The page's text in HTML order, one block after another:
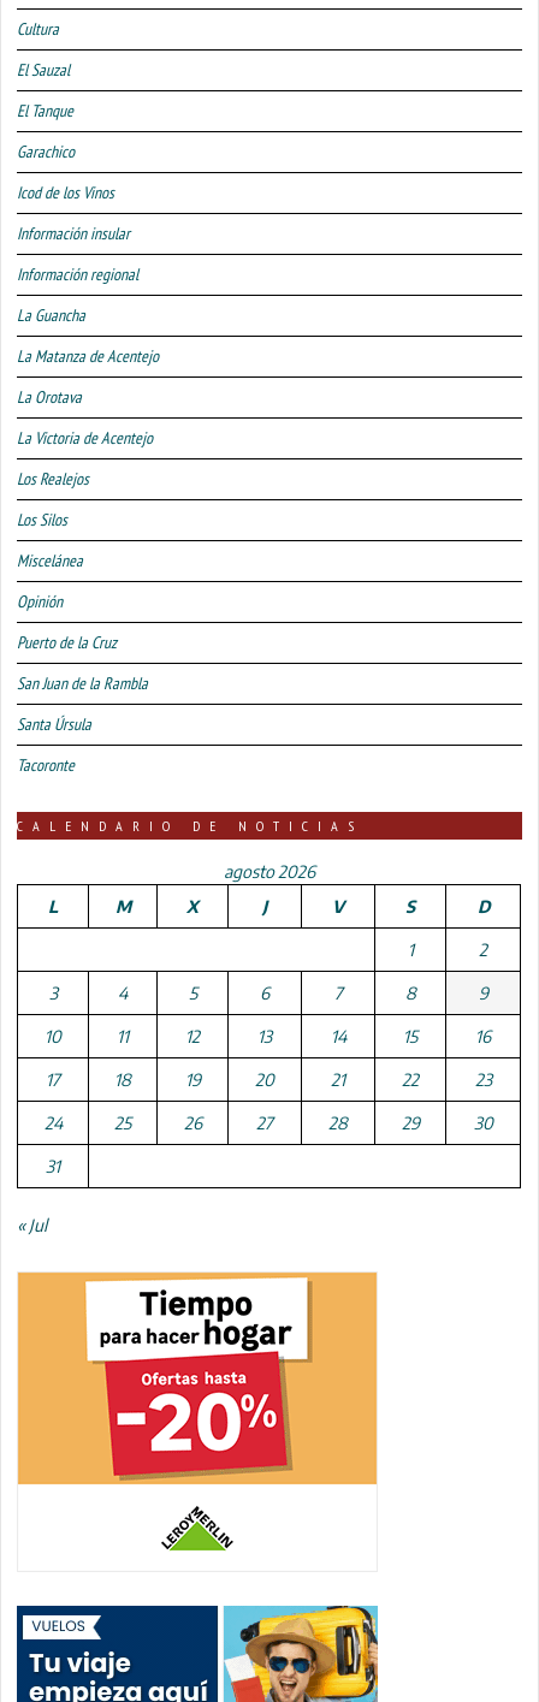
Cultura
El Sauzal
El Tanque
Garachico
Icod de los Vinos
Información insular
Información regional
La Guancha
La Matanza de Acentejo
La Orotava
La Victoria de Acentejo
Los Realejos
Los Silos
Miscelánea
Opinión
Puerto de la Cruz
San Juan de la Rambla
Santa Úrsula
Tacoronte
CALENDARIO DE NOTICIAS
agosto 2026
L
M X J V S D
1 2
3 4 5 6 7 8 9
10 11 12 13 14 15 16
17 18 19 20 21 22 23
24 25 26 27 28 29 30
31
« Jul